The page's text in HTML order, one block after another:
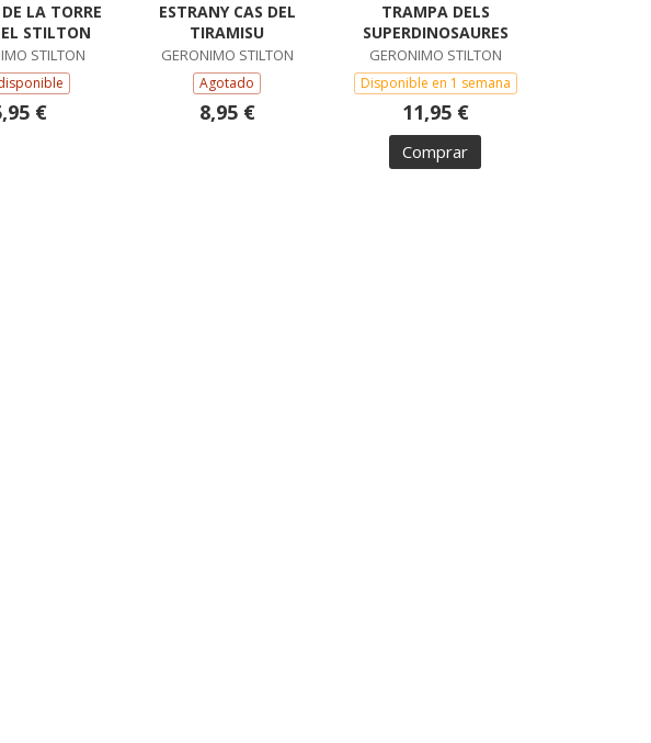
LA TORRE
EL STILTON
STILTON
€
ESTRANY CAS DEL
TIRAMISU
GERONIMO STILTON
Agotado
8,95 €
TRAMPA DELS
SUPERDINOSAURES
GERONIMO STILTON
Disponible en 1 semana
11,95 €
Comprar